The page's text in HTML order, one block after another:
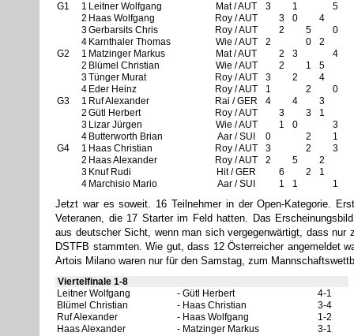
G1 1 Leitner Wolfgang Mat / AUT 3 1
5
2 Haas Wolfgang Roy / AUT 3 0
4
3Gerbarsits Chris Roy / AUT 2 5
0
4 Karnthaler Thomas Wie / AUT 2 0
2
G2
1 Matzinger Markus Mat / AUT 2 3
4
2 Blümel Christian Wie / AUT 2 1
5
3Tünger Murat Roy / AUT 3 2
4
4 Eder Heinz Roy / AUT 1 2
0
G3
1 Ruf Alexander Rai / GER 4 4
3
2 Gütl Herbert Roy / AUT 3 3
1
3 Lizar Jürgen Wie / AUT 1 0
3
4 Butterworth Brian Aar / SUI 0 2
1
G4
1 Haas Christian Roy / AUT 3 2
3
2 Haas Alexander Roy / AUT 2 5
2
3 Knuf Rudi Hit / GER 6 2
1
4 Marchisio Mario Aar / SUI 1 1 1
Jetzt war es soweit. 16 Teilnehmer in der Open-Kategorie.
Veteranen, die 17 Starter im Feld hatten. Das
aus deutscher Sicht, wenn man sich vergegenwärtigt, dass nur
DSTFB stammten. Wie gut, dass 12 Österreicher angemeldet
Artois Milano waren nur für den Samstag, zum
Viertelfinale 1-8
Leitner Wolfgang
Gütl Herbert
4-1
Blümel Christian
Haas Christian
3-4
Ruf Alexander
Haas Wolfgang
1-2
Haas Alexander
Matzinger Markus
3-1